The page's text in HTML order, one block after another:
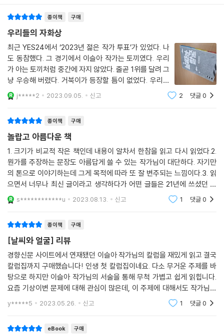
종이책 구매
우리들의 자화상
최근 YES24에서 ‘2023년 젊은 작가 투표’가 있었다. 나
도 동참했다. 그 경기에서 이슬아 작가는 토끼였다. 우리
가 아는 토끼처럼 중간에 자지 않았다. 줄곧 1위를 달려 그
냥 우승해 버렸다. 거북이가 등장할 틈이 없었다. 우리도
인생에서 어떻게든 수많은 경기에 참가한다, 자의든 타의
든. 그렇다고 우승이 쉬운 일은 아니다. 정말 드물다, 내 경
j*****2 2023.09.05. 신고 2 댓글0
종이책 구매
놀랍고 아름다운 책
1. 크기가 비교적 작은 책인데 내용이 알차서 한참을 읽고 다시 읽었다.2.
뭔가를 주장하는 문장도 아름답게 쓸 수 있는 작가님이 대단하다. 자기만
의 톤으로 이야기하는데 그게 목적에 따라 또 잘 변주되는 느낌이다.3. 읽
으면서 너무나 최신 글이라고 생각하다가 어떤 글들은 21년에 쓰셨던 걸
보고 또 놀랐다. 21년도 최신이라면 최신이지만, 최근 이러한 움직임이 많
았던 것에 비해서
s************u 2023.08.13. 신고 1 댓글0
종이책 구매
[날씨와 얼굴] 리뷰
경향신문 사이트에서 연재됐던 이슬아 작가님의 칼럼을 재밌게 읽고 결국
칼럼집까지 구매했습니다! 인생 첫 칼럼집이네요. 다소 무거운 주제를 바
탕으로 하지만 이슬아 작가님의 서술을 통해 무척 가볍고 쉽게 읽힙니다.
요즘 기상이변 문제에 대해 관심이 많은데, 이 주제에 대해서도 작가님의
생각을 풀어낸 글을 읽을 수 있어 좋았어요. 다소 외면하고 싶은 불편한 진
실에 대해서도
y*****5 2023.05.26. 신고 1 댓글0
eBook 구매